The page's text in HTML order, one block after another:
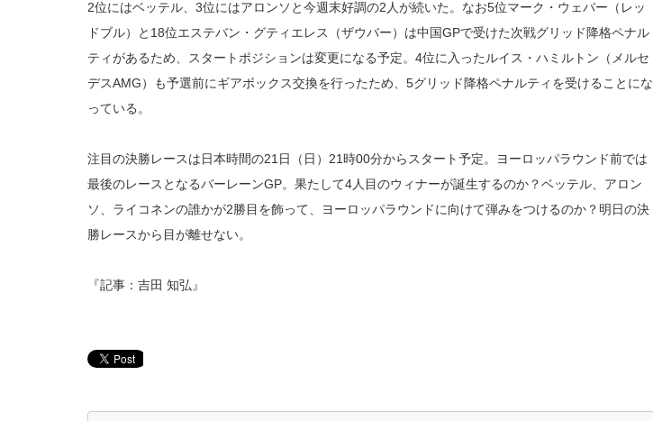
2位にはベッテル、3位にはアロンソと今週末好調の2人が続いた。なお5位マーク・ウェバー（レッ
ドブル）と18位エステバン・グティエレス（ザウバー）は中国GPで受けた次戦グリッド降格ペナル
ティがあるため、スタートポジションは変更になる予定。4位に入ったルイス・ハミルトン（メルセ
デスAMG）も予選前にギアボックス交換を行ったため、5グリッド降格ペナルティを受けることにな
っている。
注目の決勝レースは日本時間の21日（日）21時00分からスタート予定。ヨーロッパラウンド前では
最後のレースとなるバーレーンGP。果たして4人目のウィナーが誕生するのか？ベッテル、アロン
ソ、ライコネンの誰かが2勝目を飾って、ヨーロッパラウンドに向けて弾みをつけるのか？明日の決
勝レースから目が離せない。
『記事：吉田 知弘』